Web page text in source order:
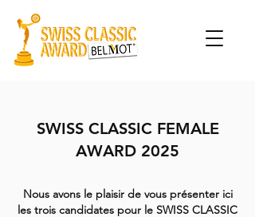
SWISS CLASSIC FEMALE
AWARD 2025
Nous avons le plaisir de vous présenter ici
les trois candidates pour le SWISS CLASSIC